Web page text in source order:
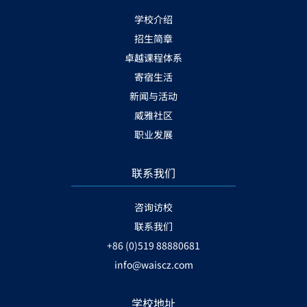
学校介绍
招生简章
卓越课程体系
寄宿生活
新闻与活动
威雅社区
职业发展
联系我们
咨询访校
联系我们
+86 (0)519 88880681
info@waiscz.com
学校地址